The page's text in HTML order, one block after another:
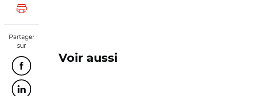
Lancer l'impression
Partager
sur
Partager cette page sur Facebook
Partager cette page sur Linkedin
Voir aussi